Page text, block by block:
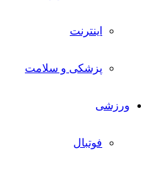
اینترنت
پزشکی و سلامت
ورزشی
فوتبال